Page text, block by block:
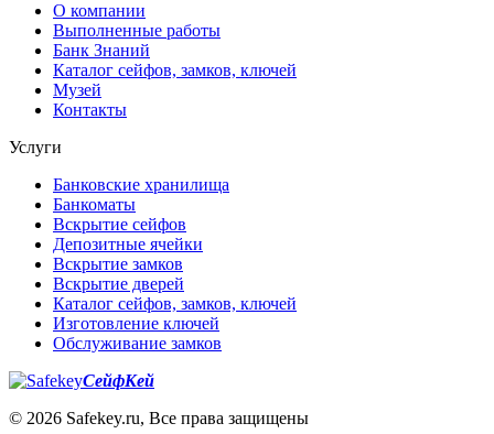
О компании
Выполненные работы
Банк Знаний
Каталог сейфов, замков, ключей
Музей
Контакты
Услуги
Банковские хранилища
Банкоматы
Вскрытие сейфов
Депозитные ячейки
Вскрытие замков
Вскрытие дверей
Каталог сейфов, замков, ключей
Изготовление ключей
Обслуживание замков
СейфКей
© 2026 Safekey.ru, Все права защищены